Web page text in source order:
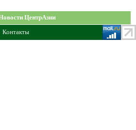
ЦентрАзии
Контакты